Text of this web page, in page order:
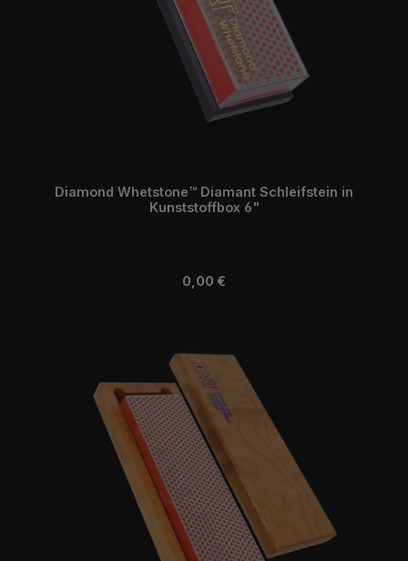
Diamond Whetstone™ Diamant Schleifstein in
Kunststoffbox 6"
Regulärer Preis:
0,00 €